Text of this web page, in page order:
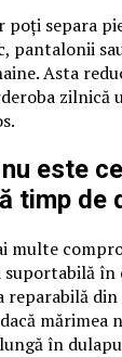
separa
pantalonii
Asta
zilnică
este
timp de
multe
în
din
mărimea
în